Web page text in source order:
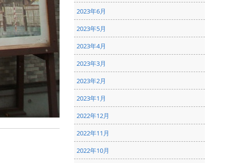
2023年6月
2023年5月
2023年4月
2023年3月
2023年2月
2023年1月
2022年12月
2022年11月
2022年10月